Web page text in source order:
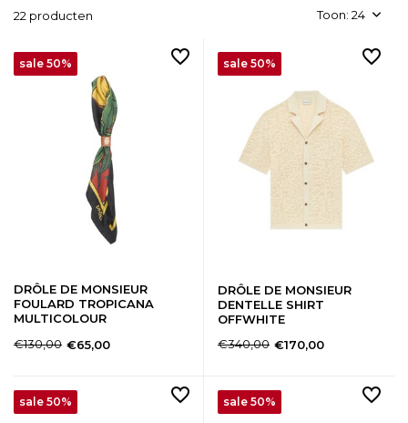
22 producten Toon:
sale 50%
DRÔLE DE MONSIEUR
FOULARD TROPICANA
MULTICOLOUR
€130,00 €65,00
sale 50%
DRÔLE DE MONSIEUR
DENTELLE SHIRT
OFFWHITE
€340,00 €170,00
sale 50% sale 50%